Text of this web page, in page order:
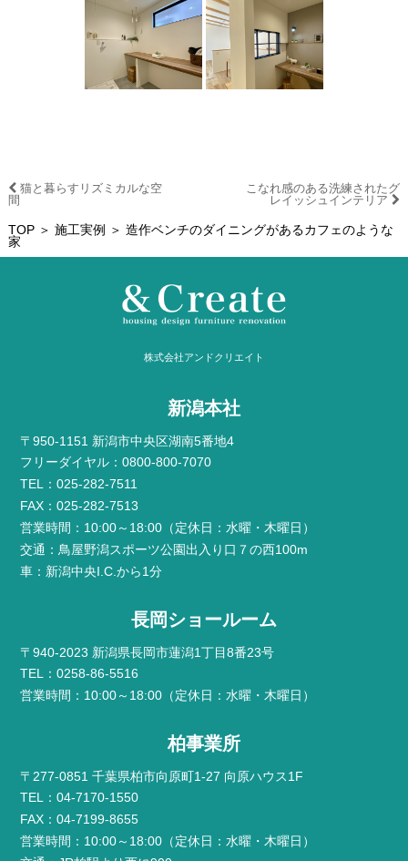
猫と暮らすリズミカルな空
間
こなれ感のある洗練されたグ
レイッシュインテリア
TOP＞ 施工実例
＞ 造作ベンチのダイニングがあるカフェのような
家
株式会社アンドクリエイト
新潟本社
〒950-1151 新潟市中央区湖南5番地4
フリーダイヤル：0800-800-7070
TEL：025-282-7511
FAX：025-282-7513
営業時間：10:00～18:00（定休日：水曜・木曜日）
交通：鳥屋野潟スポーツ公園出入り口７の西100m
車：新潟中央I.C.から1分
長岡ショールーム
〒940-2023 新潟県長岡市蓮潟1丁目8番23号
TEL：0258-86-5516
営業時間：10:00～18:00（定休日：水曜・木曜日）
柏事業所
〒277-0851 千葉県柏市向原町1-27 向原ハウス1F
TEL：04-7170-1550
FAX：04-7199-8655
営業時間：10:00～18:00（定休日：水曜・木曜日）